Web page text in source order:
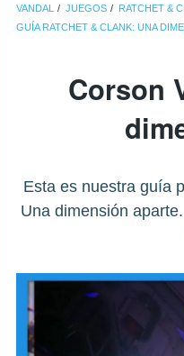
VANDAL JUEGOS
RATCHET &
GUÍA RATCHET & CLANK: UNA
Corson
Esta es nuestra guía
Una dimensión